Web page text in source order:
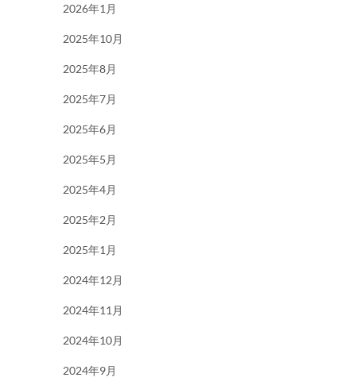
2026年1月
2025年10月
2025年8月
2025年7月
2025年6月
2025年5月
2025年4月
2025年2月
2025年1月
2024年12月
2024年11月
2024年10月
2024年9月